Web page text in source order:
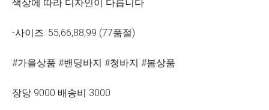
색상에 따라 디자인이 다릅니다
-사이즈: 55,66,88,99 (77품절)
#가을상품 #밴딩바지 #청바지 #봄상품
장당 9000 배송비 3000